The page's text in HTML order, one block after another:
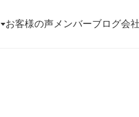
お客様の声 メンバーブログ会